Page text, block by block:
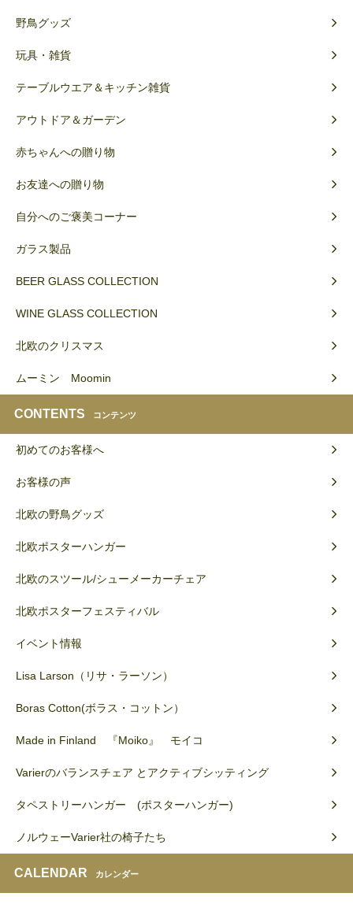
野鳥グッズ
玩具・雑貨
テーブルウエア＆キッチン雑貨
アウトドア＆ガーデン
赤ちゃんへの贈り物
お友達への贈り物
自分へのご褒美コーナー
ガラス製品
BEER GLASS COLLECTION
WINE GLASS COLLECTION
北欧のクリスマス
ムーミン Moomin
CONTENTS コンテンツ
初めてのお客様へ
お客様の声
北欧の野鳥グッズ
北欧ポスターハンガー
北欧のスツール/シューメーカーチェア
北欧ポスターフェスティバル
イベント情報
Lisa Larson（リサ・ラーソン）
Boras Cotton(ボラス・コットン）
Made in Finland 『Moiko』 モイコ
Varierのバランスチェア とアクティブシッティング
タペストリーハンガー (ポスターハンガー)
ノルウェーVarier社の椅子たち
CALENDAR カレンダー